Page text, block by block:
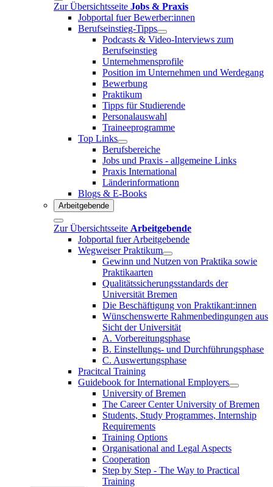
Zur Übersichtsseite Jobs & Praxis
Jobportal fuer Bewerber:innen
Berufseinstieg-Tipps
Podcasts & Video-Interviews zum
Berufseinstieg
Unternehmensprofile
Position im Unternehmen und Werdegang
Bewerbung
Praktikum
Tipps für Studierende
Personalauswahl
Traineeprogramme
Top Links
Berufsbereiche
Jobs und Praxis - allgemeine Links
Praxis International
Länderinformationn
Blogs & E-Books
Arbeitgebende
Zur Übersichtsseite Arbeitgebende
Jobportal fuer Arbeitgebende
Wegweiser Praktikum
Gewinn und Nutzen von Praktika sowie
Praktikaarten
Qualitätssicherungsstandards der
Universität Bremen
Die Beschäftigung von Praktikant:innen
Wünschenswerte Rahmenbedingungen aus
Sicht der Universität
A. Vorbereitungsphase
B. Einstellungs- und Durchführungsphase
C. Auswertungsphase
Pracitcal Training
Guidebook for International Employers
University of Bremen
The Career Center University of Bremen
Students, Study Programmes, Internship
Requirements
Training Options
Organisational and Legal Aspects
Cooperation
Step by Step - The Way to Practical
Training